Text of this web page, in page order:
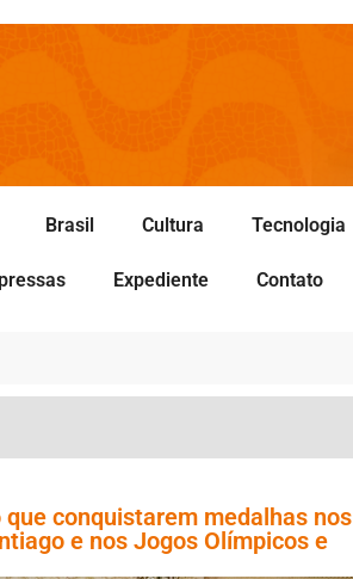
Brasil Cultura Tecnologia
Expediente Contato
conquistarem medalhas nos
e nos Jogos Olímpicos e